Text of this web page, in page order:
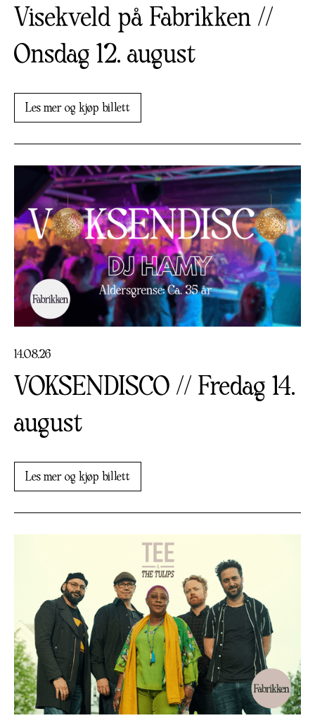
Visekveld på Fabrikken //
Onsdag 12. august
Les mer og kjøp billett
14.08.26
VOKSENDISCO // Fredag 14.
august
Les mer og kjøp billett